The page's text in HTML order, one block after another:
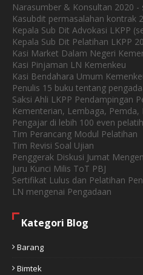
Narasumber & Konsultan 2020 -
Kasubdit permasalahan kontrak
Kepala Sub Dit Advokasi LKPP
Kepala Sub Dit Pelatihan LKPP
Kasi Market Dalam Negeri
Kasi Pinjaman LN Kemenkeu
Kasi Bendahara Umum
Penulis 15 buku tentang
Saksi Ahli LKPP Pendampingan
Kementerian, Lembaga,
Pengajar di lebih 100 even
Tim Perancang Modul Pelatihan
Tim Revisi Soal Ujian
Penggerak Diskusi Jumat
Juru Kunci Milis ToT PBJ
Sertifikat Lulus dan Pelatihan
LN mengenai Pengadaan
Kategori Blog
Barang
Bimtek